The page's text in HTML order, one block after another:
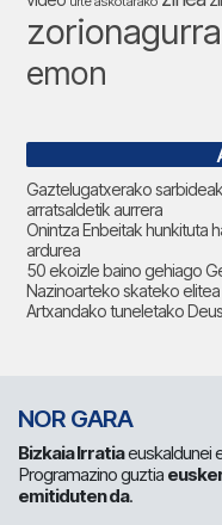
emon
Gaztelugatxerako
arratsaldetik aurrera
Onintza Enbeitak hunkituta
ardurea
50 ekoizle baino gehiago
Nazinoarteko skateko
Artxandako tuneletako
NOR GARA
Bizkaia Irratiaeuskaldunei
Programazino guztia
emitiduten da.